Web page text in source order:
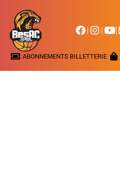
ABONNEMENTS BILLETTERIE